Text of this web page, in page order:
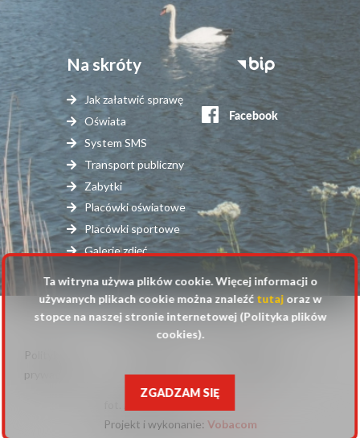
Na skróty
Jak załatwić sprawę
Oświata
System SMS
Transport publiczny
Zabytki
Placówki oświatowe
Placówki sportowe
Galerie zdjęć
Stopka
serwisy
zewnętrzne
© 2025 Urząd Gminy Raszyn
Stopka
Polityka
prywatności
strony
cookies
Projekt i wykonanie: Will
Vobacom
Ta witryna używa plików cookie. Więcej informacji o
używanych plikach cookie można znaleźć tutajoraz w
stopce na naszej stronie internetowej (Polityka plików
cookies).
ZGADZAM SIĘ